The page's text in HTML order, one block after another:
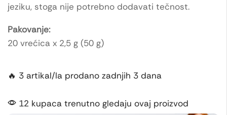
jeziku, stoga nije potrebno dodavati tečnost.
Pakovanje:
20 vrećica x 2,5 g (50 g)
🔥 3 artikal/la prodano zadnjih 3 dana
12 kupaca trenutno gledaju ovaj proizvod